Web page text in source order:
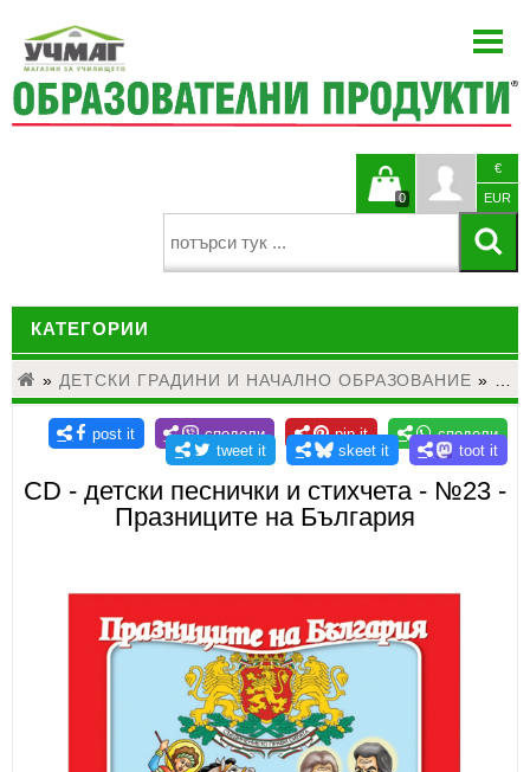
ЗА НАС
КАТАЛОЗИ
€
EUR
0
Кошницата
КАТЕГОРИИ
ДЕТСКИ ГРАДИНИ И НАЧАЛНО ОБРАЗОВАНИЕ
ЕЗИКОВО ОБУЧЕНИЕ
НАУКИ
СПОРТ
МЕБЕЛИ И ОБОРУДВАНЕ
КАНЦЕЛАРСКИ МАТЕРИАЛИ
» ДЕТСКИ ГРАДИНИ И НАЧАЛНО ОБРАЗОВАНИЕ »
CD - детски песнички и стихчета - №23 -
Празниците на България